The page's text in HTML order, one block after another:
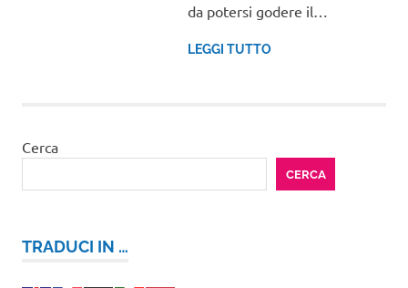
da potersi godere il…
LEGGI TUTTO
Cerca
CERCA
TRADUCI IN …